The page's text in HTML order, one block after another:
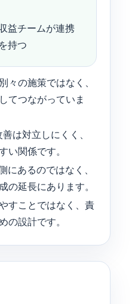
益チームが連携
持つ
々の施策ではなく、
てつながっていま
は対立しにくく、
い関係です。
にあるのではなく、
の延長にあります。
すことではなく、責
の設計です。